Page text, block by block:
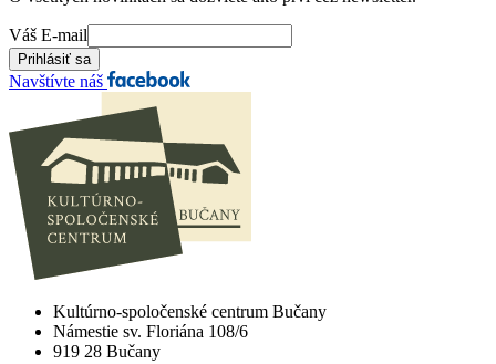
Váš E-mail
Navštívte náš
Kultúrno-spoločenské centrum Bučany
Námestie sv. Floriána 108/6
919 28 Bučany